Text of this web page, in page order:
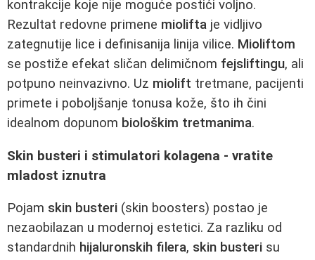
kontrakcije koje nije moguće postići voljno.
Rezultat redovne primene miolifta je vidljivo
zategnutije lice i definisanija linija vilice. Mioliftom
se postiže efekat sličan delimičnom fejsliftingu, ali
potpuno neinvazivno. Uz miolift tretmane, pacijenti
primete i poboljšanje tonusa kože, što ih čini
idealnom dopunom biološkim tretmanima.
Skin busteri i stimulatori kolagena - vratite
mladost iznutra
Pojam skin busteri (skin boosters) postao je
nezaobilazan u modernoj estetici. Za razliku od
standardnih hijaluronskih filera, skin busteri su